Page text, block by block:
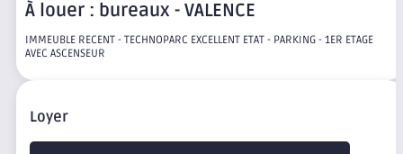
À louer : bureaux - VALENCE
IMMEUBLE RECENT - TECHNOPARC EXCELLENT ETAT - PARKING - 1ER ETAGE
AVEC ASCENSEUR
Loyer